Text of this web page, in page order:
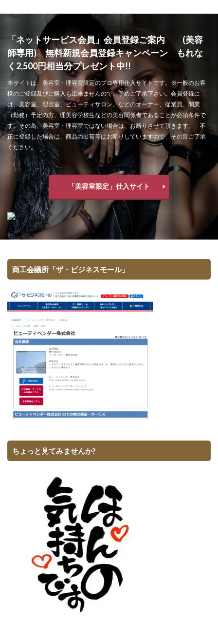
「ネットサービス会員」会員登録ご案内 (美容
師専用) 無料新規会員登録キャンペーン もれな
く2,500円相当分プレゼント中!!
本サイトは、美容室・理容室限定のプロ専用仕入サイトです。※一般のお客
様のご登録及びご購入も出来ませんので、予めご了承下さい。会員登録に
は、美容室、理容室、ビューティサロン、などのオーナー、従業員、開業
（勤務）予定の方、理美容学校生などの美容関係者であることが必須条件で
す。その為、美容室・理容室ではない場合は、お断りさせて頂きます。 不
正に登録した場合は、商品の出荷等はお断りしていますので、その旨ご了承
ください。
「美容室限定」仕入サイト
商工会議所「ザ・ビジネスモール」
ちょっと見てみませんか?